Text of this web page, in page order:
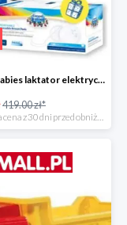
Canpol babies laktator elektryczny EASY NATURAL -40%
419.00 zł*